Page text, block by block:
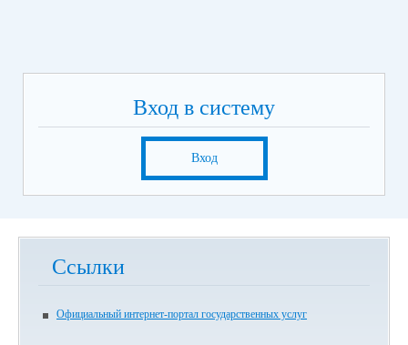
Вход в систему
Вход
Ссылки
Официальный интернет-портал государственных услуг